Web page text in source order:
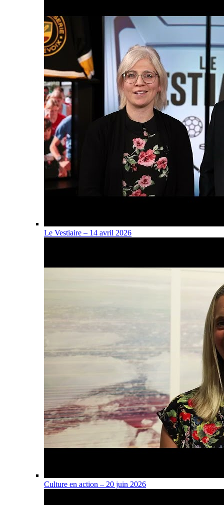
Le Vestiaire – 14 avril 2026
Culture en action – 20 juin 2026